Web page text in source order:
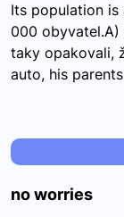
Its population
000
taky opakovali,
auto, his
no worries